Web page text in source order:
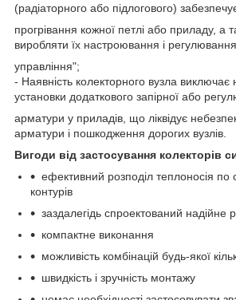
(радіаторного або підлогового)
прогрівання кожної петлі або приладу, а
виробляти їх настроювання і
управління";
- Наявність колекторного вузла виключає
установки додаткового запірної або
арматури у приладів, що ліквідує
арматури і пошкодження дорогих вузлів.
Вигоди від застосування колекторів
ефективний розподіл теплоносія
контурів
заздалегідь спроектований надійне
компактне виконання
можливість комбінацій будь-якої
швидкість і зручність монтажу